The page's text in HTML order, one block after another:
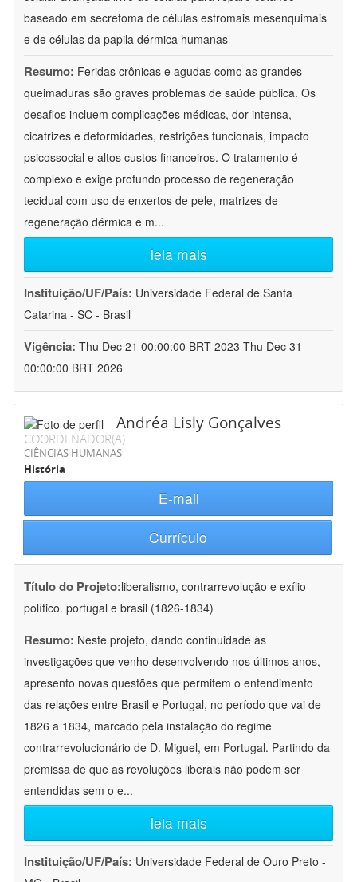
baseado em secretoma de células estromais mesenquimais
e de células da papila dérmica humanas
Resumo: Feridas crônicas e agudas como as grandes
queimaduras são graves problemas de saúde pública. Os
desafios incluem complicações médicas, dor intensa,
cicatrizes e deformidades, restrições funcionais, impacto
psicossocial e altos custos financeiros. O tratamento é
complexo e exige profundo processo de regeneração
tecidual com uso de enxertos de pele, matrizes de
regeneração dérmica e m...
leia mais
Instituição/UF/País: Universidade Federal de Santa
Catarina - SC - Brasil
Vigência: Thu Dec 21 00:00:00 BRT 2023-Thu Dec 31
00:00:00 BRT 2026
Andréa Lisly Gonçalves
COORDENADOR(A)
CIÊNCIAS HUMANAS
História
E-mail
Currículo
Título do Projeto:liberalismo, contrarrevolução e exílio
político. portugal e brasil (1826-1834)
Resumo: Neste projeto, dando continuidade às
investigações que venho desenvolvendo nos últimos anos,
apresento novas questões que permitem o entendimento
das relações entre Brasil e Portugal, no período que vai de
1826 a 1834, marcado pela instalação do regime
contrarrevolucionário de D. Miguel, em Portugal. Partindo da
premissa de que as revoluções liberais não podem ser
entendidas sem o e...
leia mais
Instituição/UF/País: Universidade Federal de Ouro Preto -